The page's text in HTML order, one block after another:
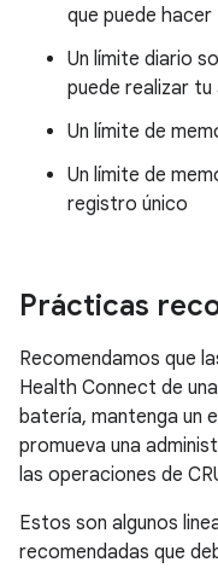
que puede hacer
Un límite diario
puede realizar tu
Un límite de
Un límite de
registro único
Prácticas
Recomendamos que
Health Connect de
batería, mantenga un
promueva una
las operaciones de
Estos son algunos
recomendadas que